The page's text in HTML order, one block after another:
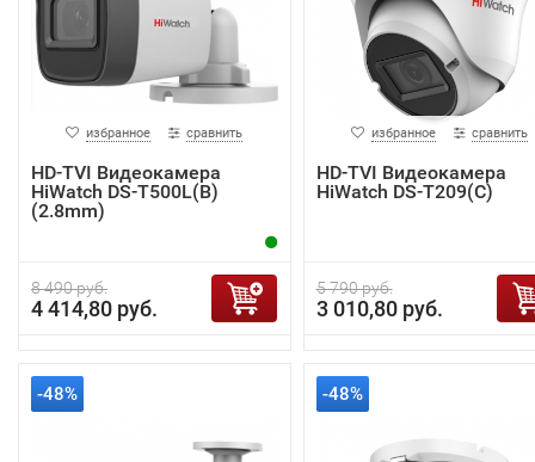
избранное сравнить
HD-TVI Видеокамера
HiWatch DS-T500L(B)
(2.8mm)
8 490 руб.
4 414,80 руб.
избранное сравнить
HD-TVI Видеокамера
HiWatch DS-T209(С)
5 790 руб.
3 010,80 руб.
-48% -48%